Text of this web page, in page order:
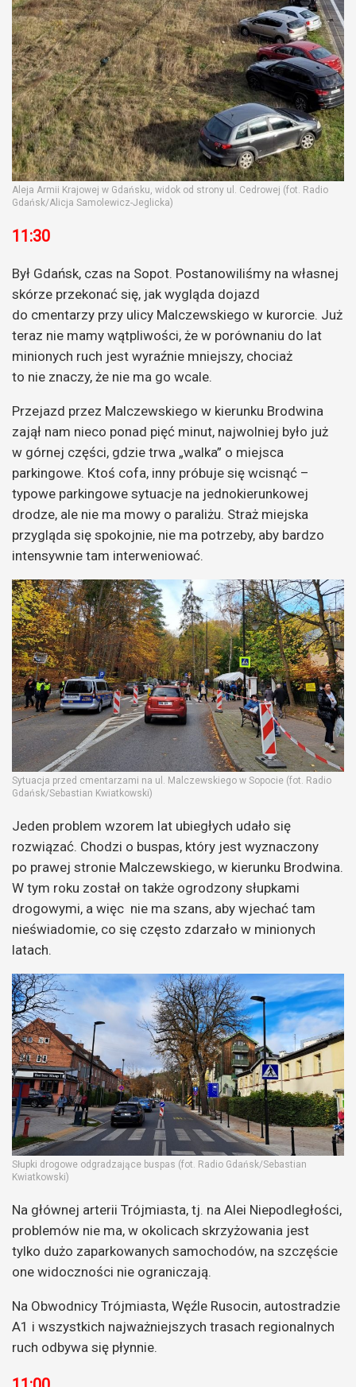
Aleja Armii Krajowej w Gdańsku, widok od strony ul. Cedrowej (fot. Radio
Gdańsk/Alicja Samolewicz-Jeglicka)
11:30
Był Gdańsk, czas na Sopot. Postanowiliśmy na własnej
skórze przekonać się, jak wygląda dojazd
do cmentarzy przy ulicy Malczewskiego w kurorcie. Już
teraz nie mamy wątpliwości, że w porównaniu do lat
minionych ruch jest wyraźnie mniejszy, chociaż
to nie znaczy, że nie ma go wcale.
Przejazd przez Malczewskiego w kierunku Brodwina
zajął nam nieco ponad pięć minut, najwolniej było już
w górnej części, gdzie trwa „walka” o miejsca
parkingowe. Ktoś cofa, inny próbuje się wcisnąć –
typowe parkingowe sytuacje na jednokierunkowej
drodze, ale nie ma mowy o paraliżu. Straż miejska
przygląda się spokojnie, nie ma potrzeby, aby bardzo
intensywnie tam interweniować.
Sytuacja przed cmentarzami na ul. Malczewskiego w Sopocie (fot. Radio
Gdańsk/Sebastian Kwiatkowski)
Jeden problem wzorem lat ubiegłych udało się
rozwiązać. Chodzi o buspas, który jest wyznaczony
po prawej stronie Malczewskiego, w kierunku Brodwina.
W tym roku został on także ogrodzony słupkami
drogowymi, a więc nie ma szans, aby wjechać tam
nieświadomie, co się często zdarzało w minionych
latach.
Słupki drogowe odgradzające buspas (fot. Radio Gdańsk/Sebastian
Kwiatkowski)
Na głównej arterii Trójmiasta, tj. na Alei Niepodległości,
problemów nie ma, w okolicach skrzyżowania jest
tylko dużo zaparkowanych samochodów, na szczęście
one widoczności nie ograniczają.
Na Obwodnicy Trójmiasta, Węźle Rusocin, autostradzie
A1 i wszystkich najważniejszych trasach regionalnych
ruch odbywa się płynnie.